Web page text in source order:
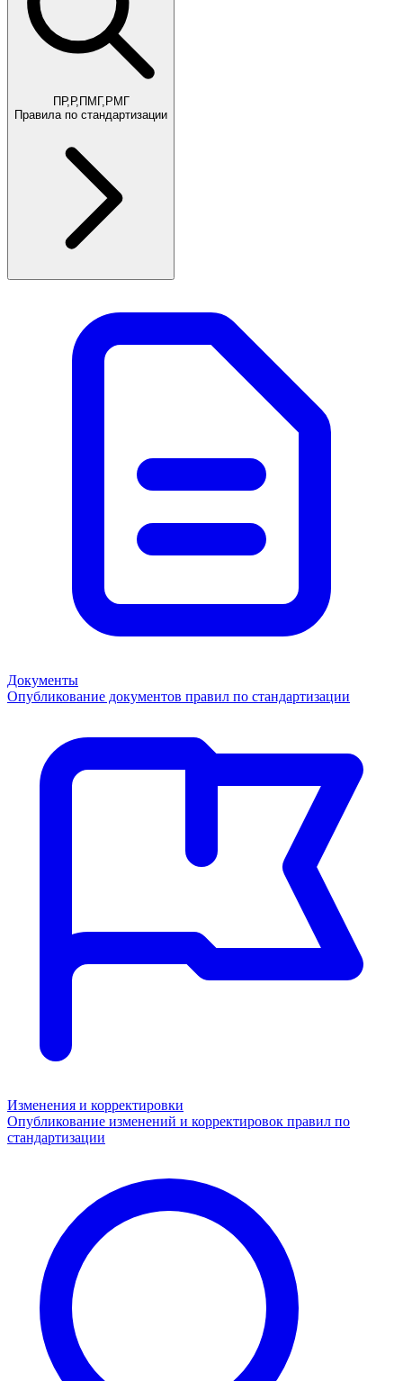
ПР,Р,ПМГ,РМГ
Правила по стандартизации
Документы
Опубликование документов правил по стандартизации
Изменения и корректировки
Опубликование изменений и корректировок правил по
стандартизации